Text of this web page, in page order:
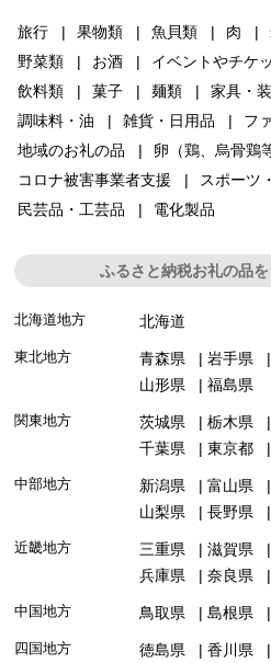
旅行 果物類 魚貝類 肉
野菜類
お酒 イベントやチケ
飲料類
菓子 麺類 家具・
調味料・油
雑貨・日用品 フ
地域のお礼の品
卵（鶏、烏骨鶏
コロナ被害事業者支援
スポーツ
民芸品・工芸品
電化製品
ふるさと納税お礼の品
北海道地方 北海道
東北地方 青森県 岩手県
山形県
福島県
関東地方 茨城県 栃木県
千葉県
東京都
中部地方 新潟県 富山県
山梨県
長野県
近畿地方 三重県 滋賀県
兵庫県
奈良県
中国地方 鳥取県 島根県
四国地方 徳島県 香川県